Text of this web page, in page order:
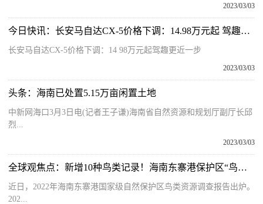
2023/03/03
今日快讯：长安马自达CX-5价格下调：14.98万元起 驾趣更近一步
长安马自达CX-5价格下调：14 98万元起驾趣更近一步
2023/03/03
头条：海南已处置5.15万亩闲置土地
中新网海口3月3日电(记者王子谦)海南省自然资源和规划厅副厅长邱
烈...
2023/03/03
全球观焦点：新增10种鸟类记录！海南东寨港保护区“鸟类户口簿”添丁
近日，2022年海南东寨港国家级自然保护区鸟类资源调查报告出炉。
202...